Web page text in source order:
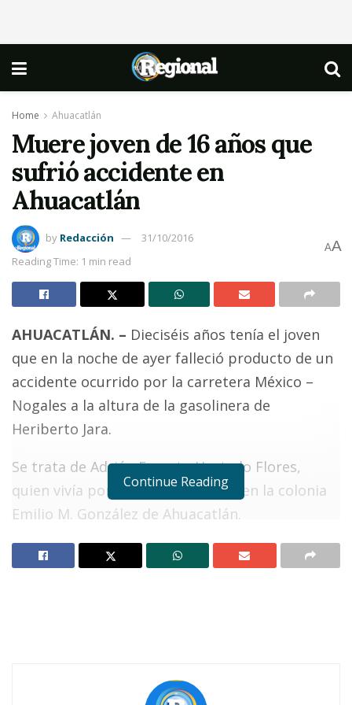
Home Ahuacatlán
Muere joven de 16 años que
sufrió accidente en
Ahuacatlán
by Redacción
31/10/2016
Reading Time: 1 min read
AA
AHUACATLÁN. – Dieciséis años tenía el joven
que en la noche de ayer falleció producto de un
accidente ocurrido por la carretera México –
Nogales a la altura de la gasolinera de
Heriberto Jara.
Se trata de Adrián Ernesto Hurtado Flores,
quien vivía por la calle Río Lerma, en la colonia
Emilio M. González de Ahuacatlán.
Notas Relacionadas
Adrián viajaba en una motocicleta cuando fue
Continue Reading